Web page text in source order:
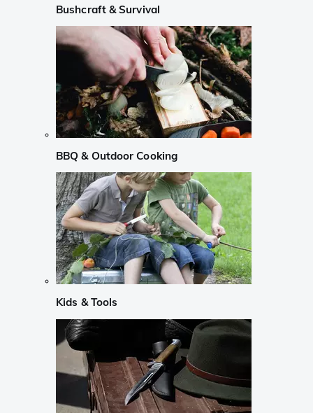
Bushcraft & Survival
BBQ & Outdoor Cooking
Kids & Tools